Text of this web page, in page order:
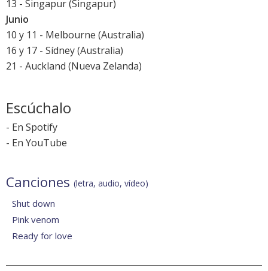
13 - Singapur (Singapur)
Junio
10 y 11 - Melbourne (Australia)
16 y 17 - Sídney (Australia)
21 - Auckland (Nueva Zelanda)
Escúchalo
- En Spotify
- En YouTube
Canciones (letra, audio, vídeo)
Shut down
Pink venom
Ready for love